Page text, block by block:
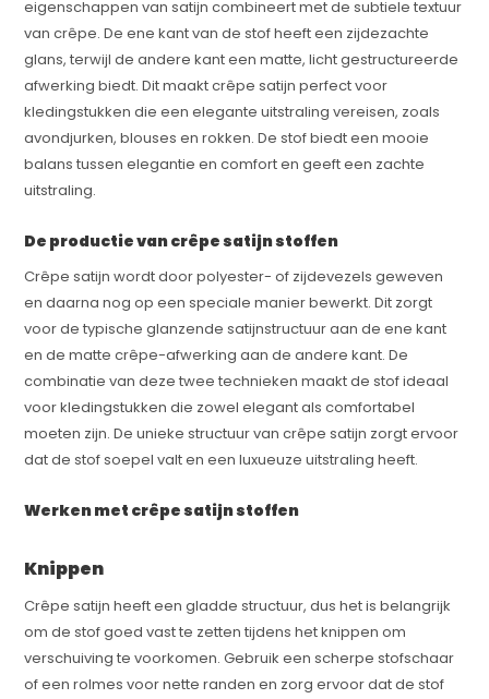
eigenschappen van satijn combineert met de subtiele textuur
van crêpe. De ene kant van de stof heeft een zijdezachte
glans, terwijl de andere kant een matte, licht gestructureerde
afwerking biedt. Dit maakt crêpe satijn perfect voor
kledingstukken die een elegante uitstraling vereisen, zoals
avondjurken, blouses en rokken. De stof biedt een mooie
balans tussen elegantie en comfort en geeft een zachte
uitstraling.
De productie van crêpe satijn stoffen
Crêpe satijn wordt door polyester- of zijdevezels geweven
en daarna nog op een speciale manier bewerkt. Dit zorgt
voor de typische glanzende satijnstructuur aan de ene kant
en de matte crêpe-afwerking aan de andere kant. De
combinatie van deze twee technieken maakt de stof ideaal
voor kledingstukken die zowel elegant als comfortabel
moeten zijn. De unieke structuur van crêpe satijn zorgt ervoor
dat de stof soepel valt en een luxueuze uitstraling heeft.
Werken met crêpe satijn stoffen
Knippen
Crêpe satijn heeft een gladde structuur, dus het is belangrijk
om de stof goed vast te zetten tijdens het knippen om
verschuiving te voorkomen. Gebruik een scherpe stofschaar
of een rolmes voor nette randen en zorg ervoor dat de stof